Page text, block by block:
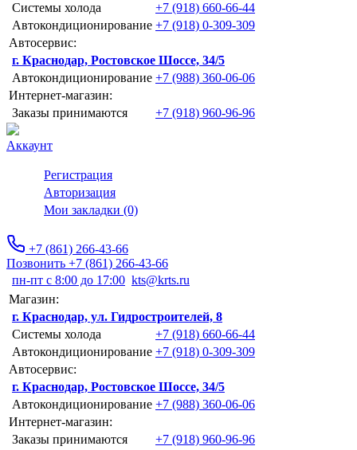
Системы холода
+7 (918) 660-66-44
Автокондиционирование +7 (918) 0-309-309
Автосервис:
г. Краснодар, Ростовское Шоссе, 34/5
Автокондиционирование +7 (988) 360-06-06
Интернет-магазин:
Заказы принимаются
+7 (918) 960-96-96
Аккаунт
Регистрация
Авторизация
Мои закладки (0)
+7 (861) 266-43-66
Позвонить +7 (861) 266-43-66
пн-пт с 8:00 до 17:00 kts@krts.ru
Магазин:
г. Краснодар, ул. Гидростроителей, 8
Системы холода
+7 (918) 660-66-44
Автокондиционирование +7 (918) 0-309-309
Автосервис:
г. Краснодар, Ростовское Шоссе, 34/5
Автокондиционирование +7 (988) 360-06-06
Интернет-магазин:
Заказы принимаются
+7 (918) 960-96-96